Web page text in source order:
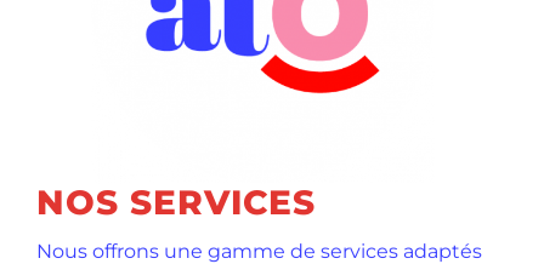
NOS SERVICES
Nous offrons une gamme de services adaptés